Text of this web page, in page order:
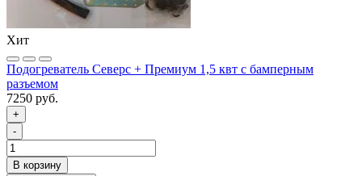
Хит
Подогреватель Северс + Премиум 1,5 квт с бамперным
разъемом
7250 руб.
+
-